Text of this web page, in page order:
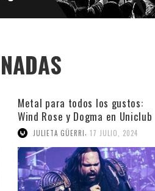
Metal para todos los gustos:
Wind Rose y Dogma en Uniclub
JULIETA GÜERRI, 17 JULIO, 2024